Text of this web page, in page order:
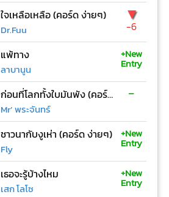
ใจเหลือเหลือ (คอร์ด ง่ายๆ)
Dr.Fuu
▼
-6
แพ้ทาง
ลาบานูน
+New
Entry
ก่อนที่โลกทั้งใบมันพัง (คอร์ด ง่ายๆ)
Mr’ พระจันทร์
-
ชาวนากับงูเห่า (คอร์ด ง่ายๆ)
Fly
+New
Entry
เธอจะรู้บ้างไหม
เสก โลโซ
+New
Entry